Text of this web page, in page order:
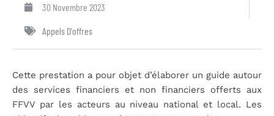
30 Novembre 2023
Appels D'offres
Cette prestation a pour objet d’élaborer un guide autour
des services financiers et non financiers offerts aux
FFVV par les acteurs au niveau national et local. Les